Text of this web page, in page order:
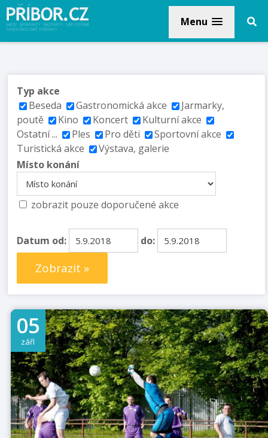
Menu
Typ akce
Beseda
Gastronomická akce
Jarmarky,
poutě
Kino Koncert
Kulturní akce
Ostatní ...
Ples Pro děti
Sportovní akce
Turistická akce
Výstava, galerie
Místo konání
zobrazit pouze doporučené akce
Datum od: do:
Zobrazit »
05
září